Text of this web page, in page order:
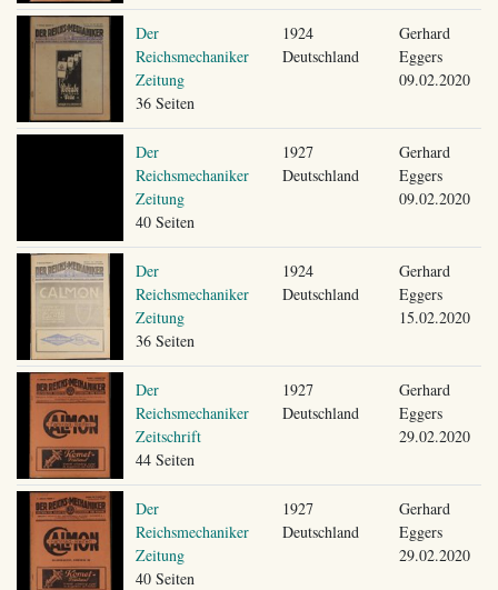
Der
Reichsmechaniker
Zeitung
36 Seiten
1924
Deutschland
Gerhard
Eggers
09.02.2020
Der
Reichsmechaniker
Zeitung
40 Seiten
1927
Deutschland
Gerhard
Eggers
09.02.2020
Der
Reichsmechaniker
Zeitung
36 Seiten
1924
Deutschland
Gerhard
Eggers
15.02.2020
Der
Reichsmechaniker
Zeitschrift
44 Seiten
1927
Deutschland
Gerhard
Eggers
29.02.2020
Der
Reichsmechaniker
Zeitung
40 Seiten
1927
Deutschland
Gerhard
Eggers
29.02.2020